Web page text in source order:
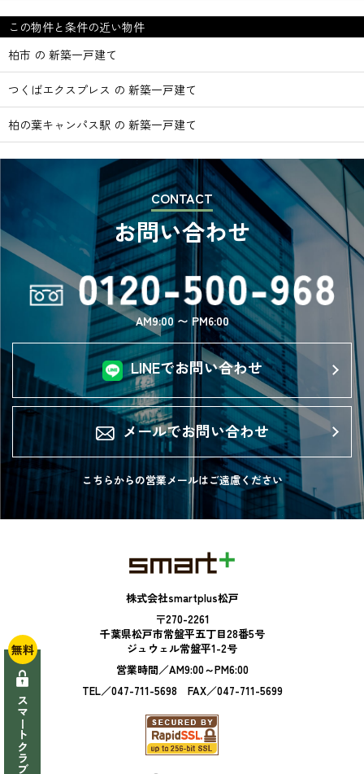
この物件と条件の近い物件
柏市 の 新築一戸建て
つくばエクスプレス の 新築一戸建て
柏の葉キャンパス駅 の 新築一戸建て
CONTACT
お問い合わせ
AM9:00 〜 PM6:00
LINEでお問い合わせ
メールでお問い合わせ
こちらからの営業メールはご遠慮ください
株式会社smartplus松戸
〒270-2261
千葉県松戸市常盤平五丁目28番5号
ジュウェル常盤平1-2号
営業時間／AM9:00～PM6:00
TEL／047-711-5698 FAX／047-711-5699
無料